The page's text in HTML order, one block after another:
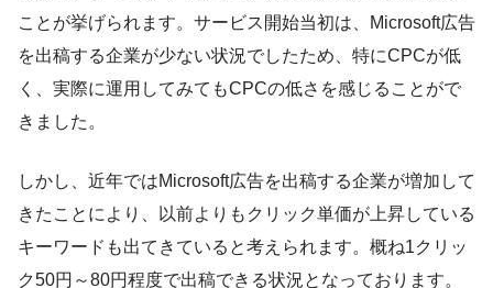
ことが挙げられます。サービス開始当初は、Microsoft広告
を出稿する企業が少ない状況でしたため、特にCPCが低
く、実際に運用してみてもCPCの低さを感じることがで
きました。
しかし、近年ではMicrosoft広告を出稿する企業が増加して
きたことにより、以前よりもクリック単価が上昇している
キーワードも出てきていると考えられます。概ね1クリッ
ク50円～80円程度で出稿できる状況となっております。